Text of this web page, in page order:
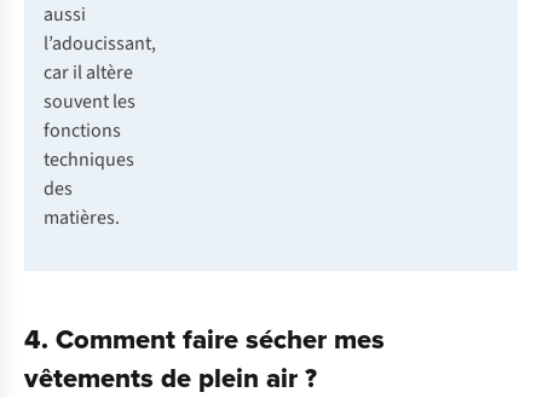
aussi
l’adoucissant,
car il altère
souvent les
fonctions
techniques
des
matières.
4. Comment faire sécher mes
vêtements de plein air ?